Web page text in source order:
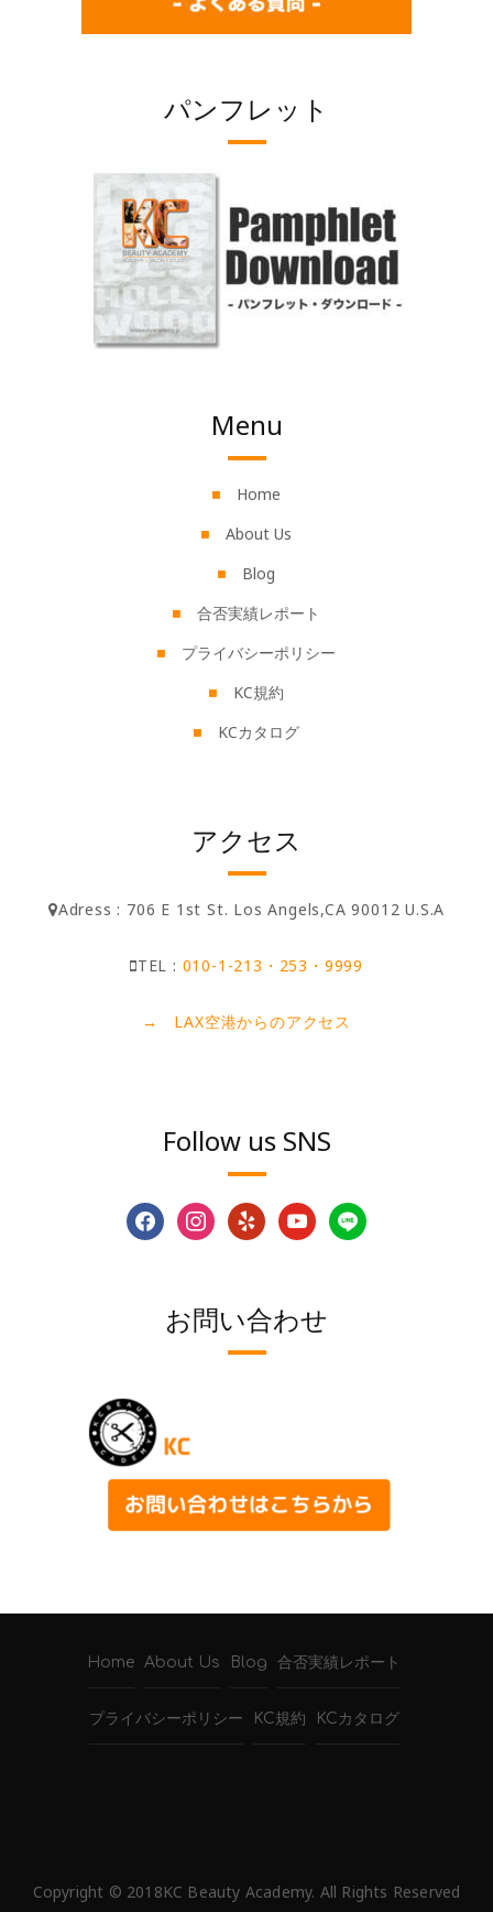
パンフレット
Menu
Home
About Us
Blog
合否実績レポート
プライバシーポリシー
KC規約
KCカタログ
アクセス
Adress : 706 E 1st St. Los Angels,CA 90012 U.S.A
TEL : 010-1-213・253・9999
→ LAX空港からのアクセス
Follow us SNS
facebookinstagram
yelp youtubeline
お問い合わせ
Home About Us Blog 合否実績レポート
プライバシーポリシー KC規約 KCカタログ
Copyright © 2018KC Beauty Academy. All Rights Reserved